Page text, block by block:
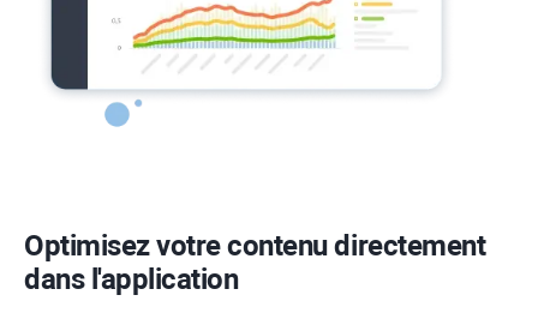
Optimisez votre contenu directement
dans l'application